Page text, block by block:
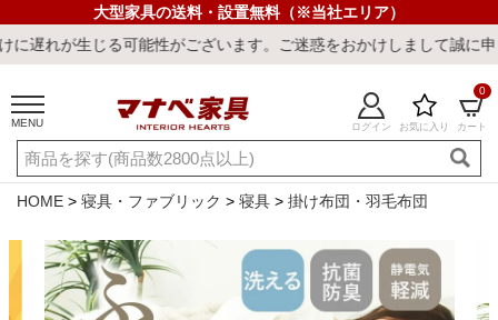
大型家具の送料・設置無料（※当社エリア）
能性がございます。ご迷惑をおかけしまして誠に申し訳ございま
MENU ログイン お気に入り カート
0
ご利用ガイド 新規会員登録
店舗一覧 閲覧履歴
キーワード・商品番号で探す
HOME 寝具・ファブリック 寝具 掛け布団・羽毛布団